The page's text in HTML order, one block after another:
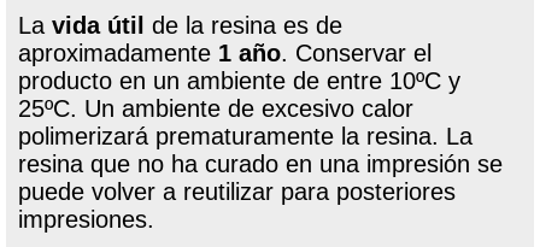
La vida útil de la resina es de
aproximadamente 1 año. Conservar el
producto en un ambiente de entre 10ºC y
25ºC. Un ambiente de excesivo calor
polimerizará prematuramente la resina. La
resina que no ha curado en una impresión se
puede volver a reutilizar para posteriores
impresiones.